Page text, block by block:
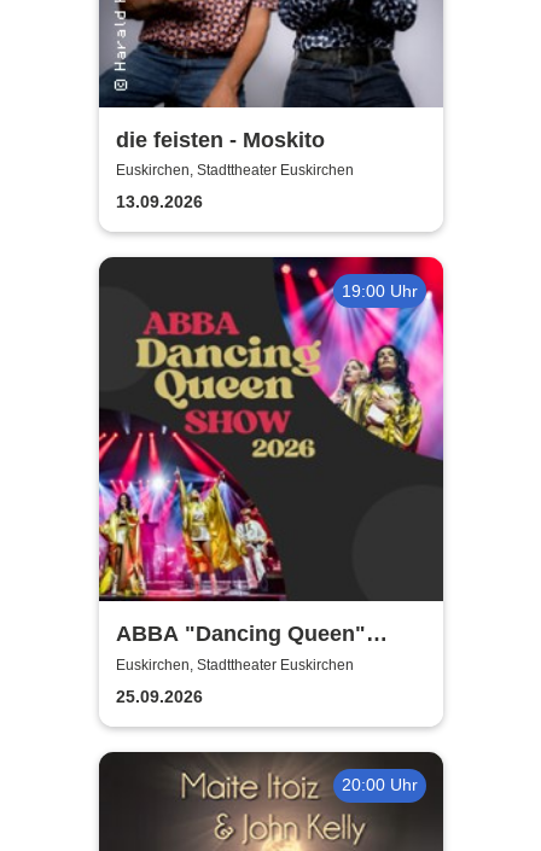
die feisten - Moskito
Euskirchen, Stadttheater Euskirchen
13.09.2026
19:00 Uhr
ABBA "Dancing Queen"
Show 2026
Euskirchen, Stadttheater Euskirchen
25.09.2026
20:00 Uhr